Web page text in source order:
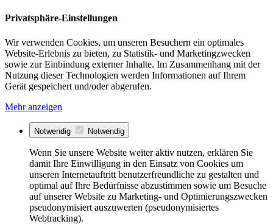
Privatsphäre-Einstellungen
Wir verwenden Cookies, um unseren Besuchern ein optimales
Website-Erlebnis zu bieten, zu Statistik- und Marketingzwecken
sowie zur Einbindung externer Inhalte. Im Zusammenhang mit der
Nutzung dieser Technologien werden Informationen auf Ihrem
Gerät gespeichert und/oder abgerufen.
Mehr anzeigen
Notwendig Notwendig
Wenn Sie unsere Website weiter aktiv nutzen, erklären Sie
damit Ihre Einwilligung in den Einsatz von Cookies um
unseren Internetauftritt benutzerfreundliche zu gestalten und
optimal auf Ihre Bedürfnisse abzustimmen sowie um Besuche
auf unserer Website zu Marketing- und Optimierungszwecken
pseudonymisiert auszuwerten (pseudonymisiertes
Webtracking).